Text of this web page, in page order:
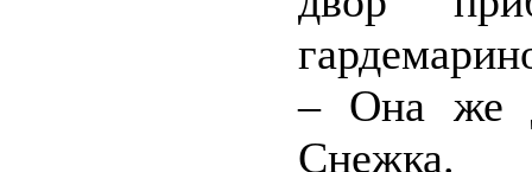
– Она же
Снежка.